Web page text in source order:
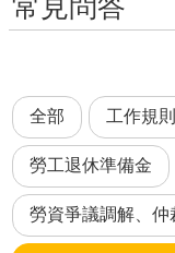
全部 工作規則
勞工退休準備金
勞資爭議調解、仲